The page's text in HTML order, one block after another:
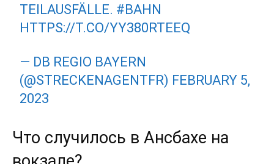
TEILAUSFÄLLE. #BAHN
HTTPS://T.CO/YY380RTEEQ
— DB REGIO BAYERN
(@STRECKENAGENTFR) FEBRUARY 5,
2023
Что случилось в Ансбахе на